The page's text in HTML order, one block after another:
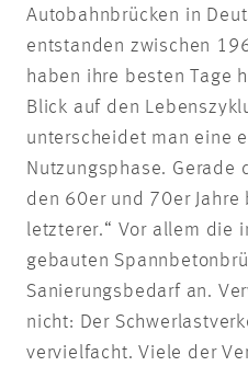
Autobahnbrücken in
entstanden zwischen
haben ihre besten Tage
Blick auf den
unterscheidet man eine
Nutzungsphase. Gerade
den 60er und 70er
letzterer.“ Vor allem die
gebauten
Sanierungsbedarf an.
nicht: Der
vervielfacht. Viele der